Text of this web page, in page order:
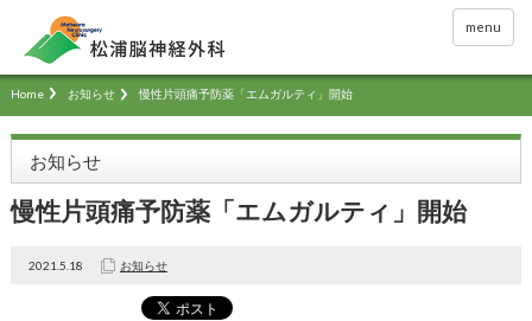
menu
Home お知らせ 慢性片頭痛予防薬「エムガルティ」開始
お知らせ
慢性片頭痛予防薬「エムガルティ」開始
2021.5.18 お知らせ